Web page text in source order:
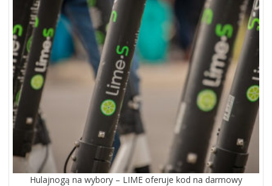
Hulajnogą na wybory – LIME oferuje kod na darmowy